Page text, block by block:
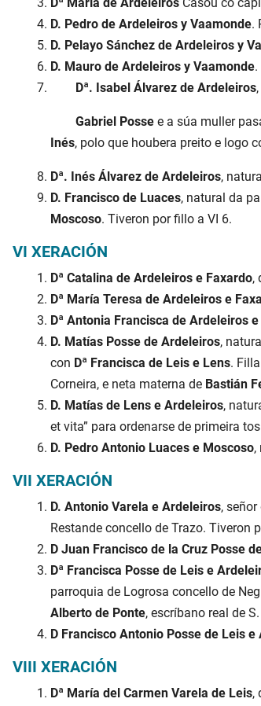
D. Pedro de Ardeleiros y Vaamonde.
D. Pelayo Sánchez de Ardeleiros y
D. Mauro de Ardeleiros y Vaamonde
Dª. Isabel Álvarez de Ardeleiros
Gabriel Posse e a súa muller
Inés, polo que houbera preito e logo
Dª. Inés Álvarez de Ardeleiros,
D. Francisco de Luaces, natural da
Moscoso. Tiveron por fillo a VI 6.
VI XERACIÓN
Dª Catalina de Ardeleiros e Faxardo,
Dª María Teresa de Ardeleiros e
Dª Antonia Francisca de Ardeleiros
D. Matías Posse de Ardeleiros,
con Dª Francisca de Leis e Lens.
Corneira, e neta materna de Bastián
D. Matías de Lens e Ardeleiros,
et vita” para ordenarse de primeira
D. Pedro Antonio Luaces e Moscoso,
VII XERACIÓN
D. Antonio Varela e Ardeleiros,
Restande concello de Trazo. Tiveron
D Juan Francisco de la Cruz Posse
Dª Francisca Posse de Leis e
parroquia de Logrosa concello de
Alberto de Ponte, escríbano real de
D Francisco Antonio Posse de Leis
VIII XERACIÓN
Dª María del Carmen Varela de Leis,